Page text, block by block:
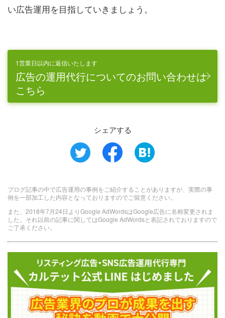
い広告運用を目指していきましょう。
1営業日以内に返信いたします
広告の運用代行についてのお問い合わせは
こちら
シェアする
ブログ記事の中で広告運用の事例をご紹介することがありますが、実際の事
例を一部加工した内容となっておりますのでご留意ください。
また、2018年7月24日よりGoogle AdWordsはGoogle広告に名称変更されま
した。それ以前の記事に関してはGoogle AdWordsと表記されておりますので
ご了承ください。